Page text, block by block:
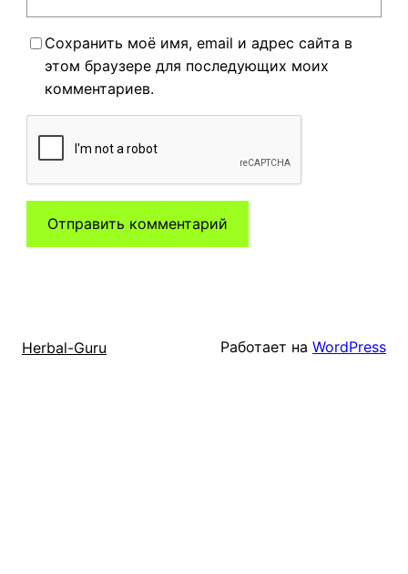
Сохранить моё имя, email и адрес сайта в
этом браузере для последующих моих
комментариев.
Herbal-Guru Работает на WordPress